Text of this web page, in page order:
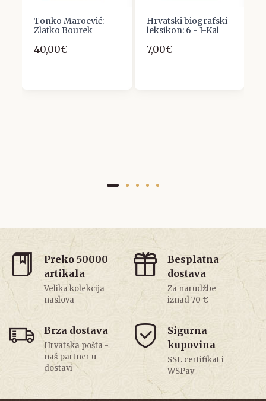
Tonko Maroević:
Zlatko Bourek
40,00€
Hrvatski biografski
leksikon: 6 - I-Kal
7,00€
Preko 50000
artikala
Velika kolekcija
naslova
Besplatna
dostava
Za narudžbe
iznad 70 €
Brza dostava
Hrvatska pošta -
naš partner u
dostavi
Sigurna
kupovina
SSL certifikat i
WSPay